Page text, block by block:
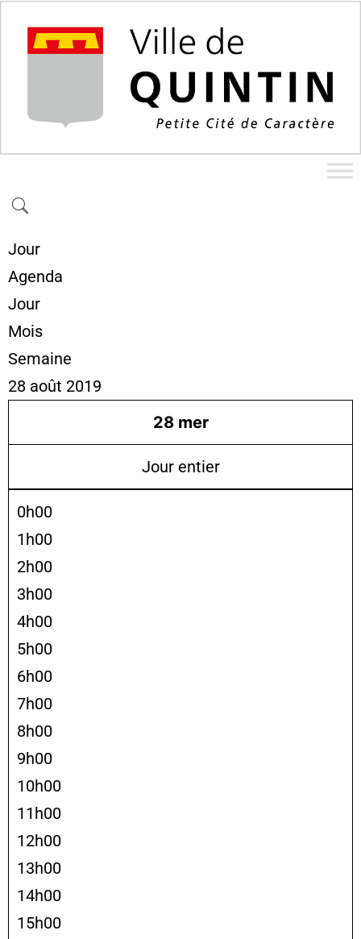
Jour
Agenda
Jour
Mois
Semaine
28 août 2019
28 mer
Jour entier
0h00
1h00
2h00
3h00
4h00
5h00
6h00
7h00
8h00
9h00
10h00
11h00
12h00
13h00
14h00
15h00